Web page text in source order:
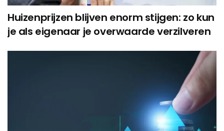
Huizenprijzen blijven enorm stijgen: zo kun
je als eigenaar je overwaarde verzilveren